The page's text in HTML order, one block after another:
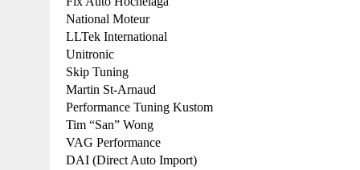
National Moteur
LLTek International
Unitronic
Skip Tuning
Martin St-Arnaud
Performance Tuning Kustom
Tim “San” Wong
VAG Performance
DAI (Direct Auto Import)